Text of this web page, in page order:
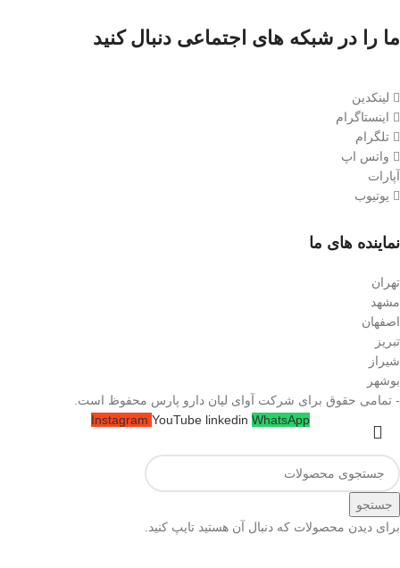
ما را در شبکه های اجتماعی دنبال کنید
لینکدین
اینستاگرام
تلگرام
واتس اپ
آپارات
یوتیوب
نماینده های ما
تهران
مشهد
اصفهان
تبریز
شیراز
بوشهر
- تمامی حقوق برای شرکت آوای لیان دارو پارس محفوظ است.
جستجو
برای دیدن محصولات که دنبال آن هستید تایپ کنید.
Instagram YouTube linkedin WhatsApp